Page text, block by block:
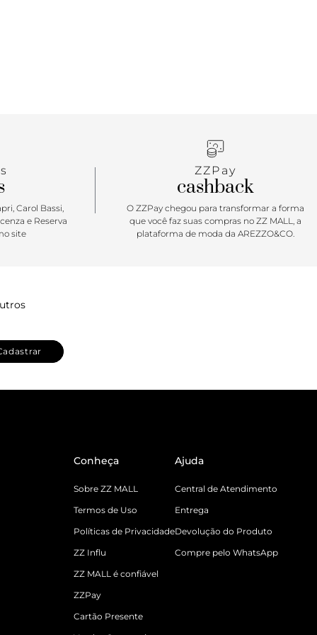
Carol Bassi,
e Reserva
site
ZZPay
cashback
O ZZPay chegou para transformar a forma
que você faz suas compras no ZZ MALL, a
plataforma de moda da AREZZO&CO.
Conheça
Sobre ZZ MALL
Termos de Uso
Políticas de Privacidade
ZZ Influ
ZZ MALL é confiável
ZZPay
Cartão Presente
Ajuda
Central de Atendimento
Entrega
Devolução do Produto
Compre pelo WhatsApp